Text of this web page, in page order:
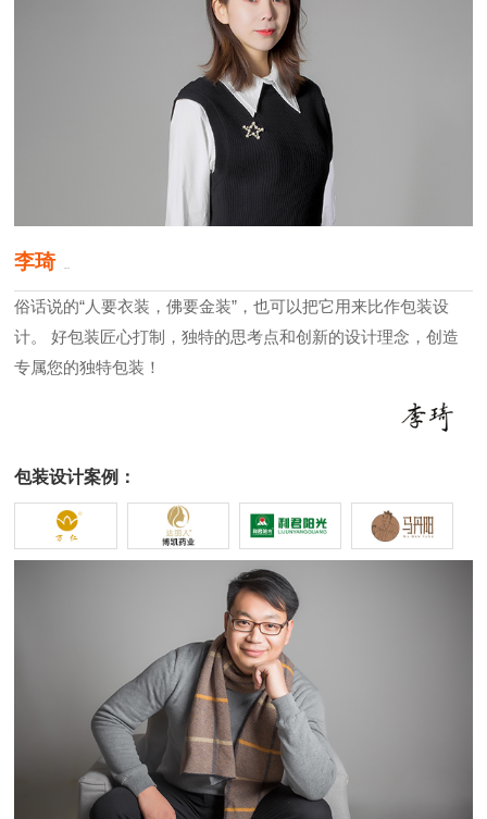
李琦
俗话说的“人要衣装，佛要金装”，也可以把它用来比作包装设
计。 好包装匠心打制，独特的思考点和创新的设计理念，创造
专属您的独特包装！
包装设计案例：